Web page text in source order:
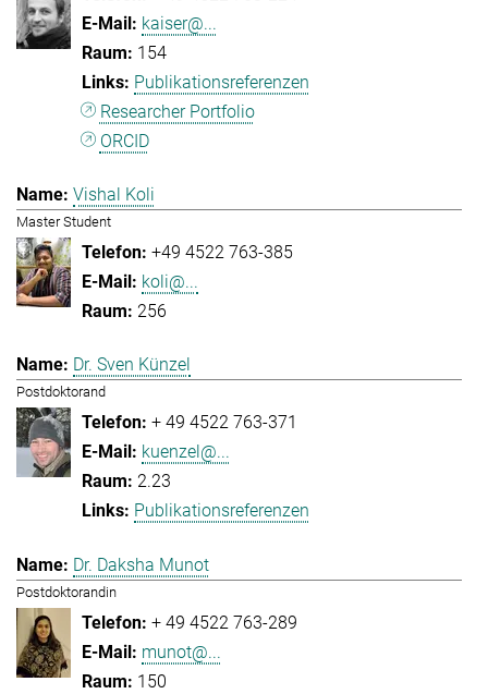
kaiser@...
154
Publikationsreferenzen
Researcher Portfolio
ORCID
Vishal Koli
Master Student
+49 4522 763-385
koli@...
256
Dr. Sven Künzel
Postdoktorand
+ 49 4522 763-371
kuenzel@...
2.23
Publikationsreferenzen
Dr. Daksha Munot
Postdoktorandin
+ 49 4522 763-289
munot@...
150